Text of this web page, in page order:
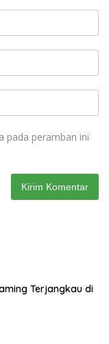
pada peramban ini
Terjangkau di